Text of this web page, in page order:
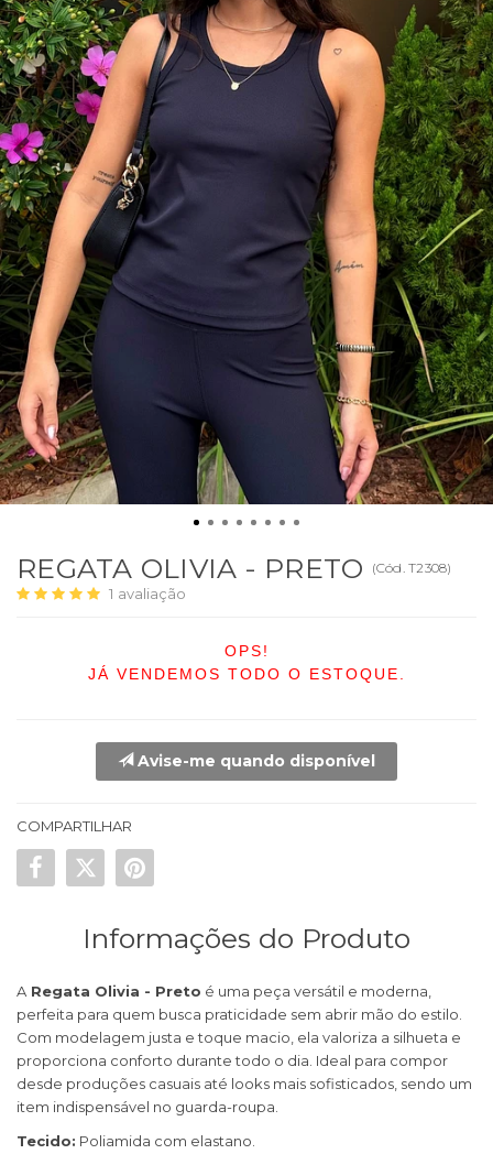
REGATA OLIVIA - PRETO (Cód. T2308)
1 avaliação
OPS!
JÁ VENDEMOS TODO O ESTOQUE.
Avise-me quando disponível
COMPARTILHAR
Informações do Produto
A Regata Olivia - Preto é uma peça versátil e moderna,
perfeita para quem busca praticidade sem abrir mão do estilo.
Com modelagem justa e toque macio, ela valoriza a silhueta e
proporciona conforto durante todo o dia. Ideal para compor
desde produções casuais até looks mais sofisticados, sendo um
item indispensável no guarda-roupa.
Tecido: Poliamida com elastano.